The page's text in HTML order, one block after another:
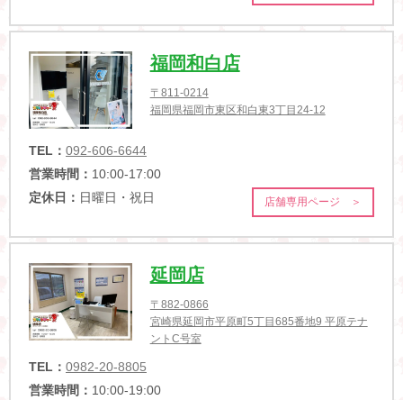
福岡和白店
〒811-0214
福岡県福岡市東区和白東3丁目24-12
TEL： 092-606-6644
営業時間： 10:00-17:00
定休日： 日曜日・祝日 店舗専用ページ ＞
延岡店
〒882-0866
宮崎県延岡市平原町5丁目685番地9 平原テナ
ントC号室
TEL： 0982-20-8805
営業時間： 10:00-19:00